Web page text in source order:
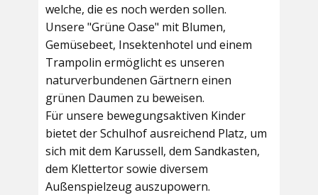
welche, die es noch werden sollen.
Unsere "Grüne Oase" mit Blumen,
Gemüsebeet, Insektenhotel und einem
Trampolin ermöglicht es unseren
naturverbundenen Gärtnern einen
grünen Daumen zu beweisen.
Für unsere bewegungsaktiven Kinder
bietet derSchulhofausreichend Platz, um
sich mit dem Karussell, dem Sandkasten,
dem Klettertor sowie diversem
Außenspielzeug auszupowern.